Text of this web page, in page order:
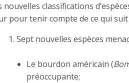
nouvelles classifications
pour tenir compte de ce qui suit
Sept nouvelles espèces
Le bourdon américain (
préoccupante;